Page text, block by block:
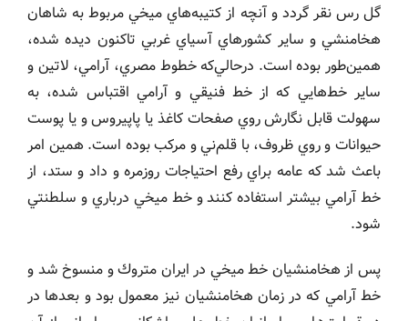
گل رس نقر گردد و آنچه از كتيبه‌هاي ميخي مربوط به شاهان
هخامنشي و ساير كشورهاي آسياي غربي تاكنون ديده شده،
همين‌طور بوده است. درحالي‌كه خطوط مصري، آرامي، لاتين و
ساير خط‌هايي كه از خط فنيقي و آرامي اقتباس شده، به
سهولت قابل نگارش روي صفحات كاغذ يا پاپيروس و يا پوست
حيوانات و روي ظروف، با قلم‌ني و مركب بوده است. همين امر
باعث شد كه عامه براي رفع احتياجات روزمره و داد و ستد، از
خط آرامي بيشتر استفاده كنند و خط ميخي درباري و سلطنتي
شود.
پس از هخامنشيان خط ميخي در ايران متروك و منسوخ شد و
خط آرامي كه در زمان هخامنشيان نيز معمول بود و بعدها در